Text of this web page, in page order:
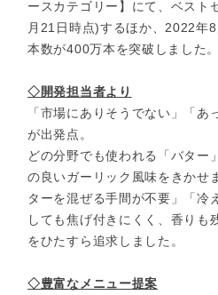
ースカテゴリー】にて、ベスト
月21日時点)するほか、2022年
本数が400万本を突破しました。
◇開発担当者より
「市場にありそうでない」「
が出発点。
どの分野でも使われる「バター
の良いガーリック風味をきかせ
ターを混ぜる手間が不要」「冷
しても焦げ付きにくく、香りも
をひたすら追求しました。
◇豊富なメニュー提案